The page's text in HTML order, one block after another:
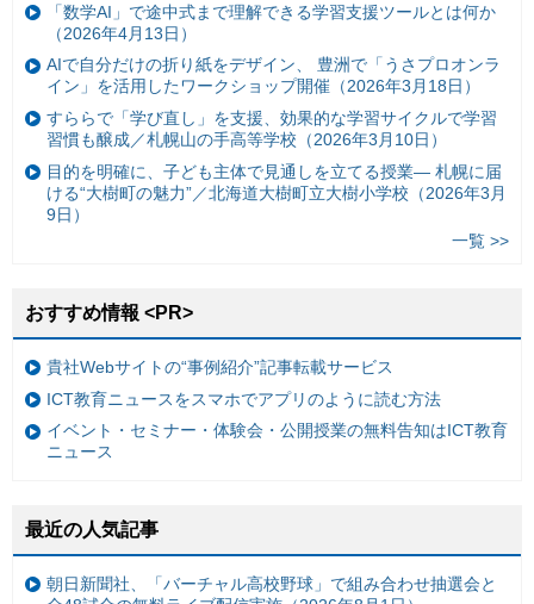
「数学AI」で途中式まで理解できる学習支援ツールとは何か
（2026年4月13日）
AIで自分だけの折り紙をデザイン、 豊洲で「うさプロオンラ
イン」を活用したワークショップ開催（2026年3月18日）
すららで「学び直し」を支援、効果的な学習サイクルで学習
習慣も醸成／札幌山の手高等学校（2026年3月10日）
目的を明確に、子ども主体で見通しを立てる授業— 札幌に届
ける“大樹町の魅力”／北海道大樹町立大樹小学校（2026年3月
9日）
一覧 >>
おすすめ情報 <PR>
貴社Webサイトの“事例紹介”記事転載サービス
ICT教育ニュースをスマホでアプリのように読む方法
イベント・セミナー・体験会・公開授業の無料告知はICT教育
ニュース
最近の人気記事
朝日新聞社、「バーチャル高校野球」で組み合わせ抽選会と